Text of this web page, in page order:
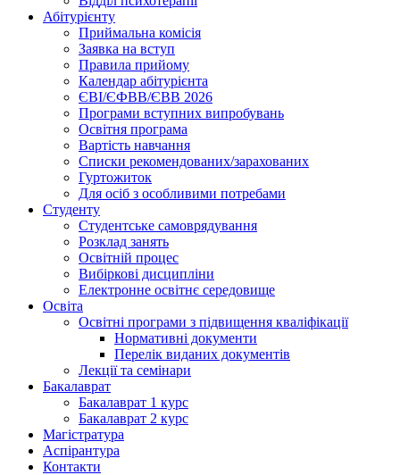
Абітурієнту
Приймальна комісія
Заявка на вступ
Правила прийому
Календар абітурієнта
ЄВІ/ЄФВВ/ЄВВ 2026
Програми вступних випробувань
Освітня програма
Вартість навчання
Списки рекомендованих/зарахованих
Гуртожиток
Для осіб з особливими потребами
Студенту
Студентське самоврядування
Розклад занять
Освітній процес
Вибіркові дисципліни
Електронне освітнє середовище
Освіта
Освітні програми з підвищення кваліфікації
Нормативні документи
Перелік виданих документів
Лекції та семінари
Бакалаврат
Бакалаврат 1 курс
Бакалаврат 2 курс
Магістратура
Аспірантура
Контакти